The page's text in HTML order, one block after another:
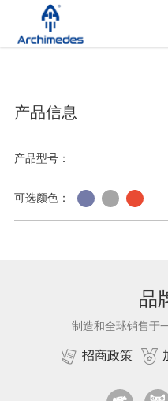
产品信息
产品型号：
可选颜色：
品
制造和全球销售于
招商政策